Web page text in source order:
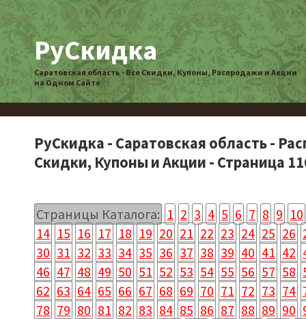
РуСкидка
Саратовская область - Все Скидки, Купоны, Распродажи и Акции
на Одном Сайте
РуСкидка - Саратовская область -
Скидки, Купоны и Акции - Страница
Страницы Каталога: 1 2 3 4 5 6 7 8 9 10
14 15 16 17 18 19 20 21 22 23 24 25 26
30 31 32 33 34 35 36 37 38 39 40 41 42
46 47 48 49 50 51 52 53 54 55 56 57 58
62 63 64 65 66 67 68 69 70 71 72 73 74
78 79 80 81 82 83 84 85 86 87 88 89 90